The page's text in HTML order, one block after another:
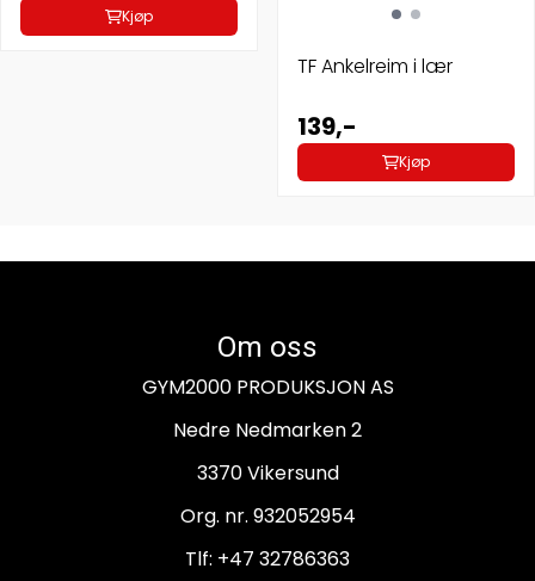
Kjøp
TF Ankelreim i lær
139,-
Kjøp
Om oss
GYM2000 PRODUKSJON AS
Nedre Nedmarken 2
3370 Vikersund
Org. nr. 932052954
Tlf: +47 32786363